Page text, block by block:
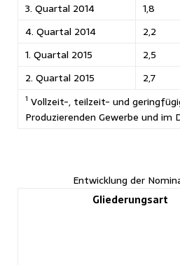
1 Vollzeit-, teilzeit- und
Produzierenden Gewerbe und im
3. Quartal 2014
1,8
4. Quartal 2014
2,2
1. Quartal 2015
2,5
2. Quartal 2015
2,7
Entwicklung der
Gliederungsart